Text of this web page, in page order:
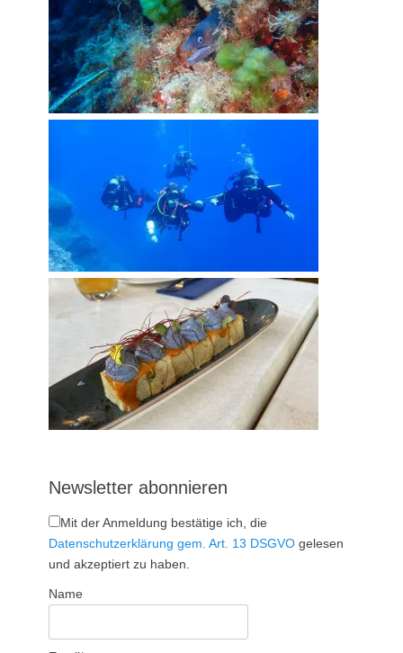
Newsletter abonnieren
Mit der Anmeldung bestätige ich, die
Datenschutzerklärung gem. Art. 13 DSGVO gelesen
und akzeptiert zu haben.
Name